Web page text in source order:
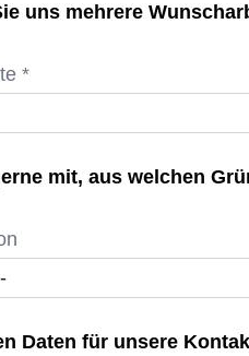
uns mehrere
*
mit, aus welchen
Daten für unsere